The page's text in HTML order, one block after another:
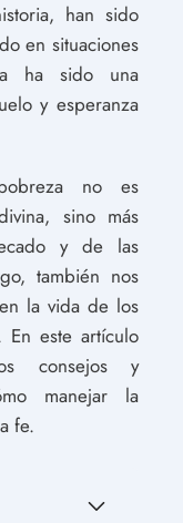
han sido
en situaciones
ha sido una
y esperanza
no es
sino más
y de las
también nos
la vida de los
este artículo
consejos y
manejar la
fe.